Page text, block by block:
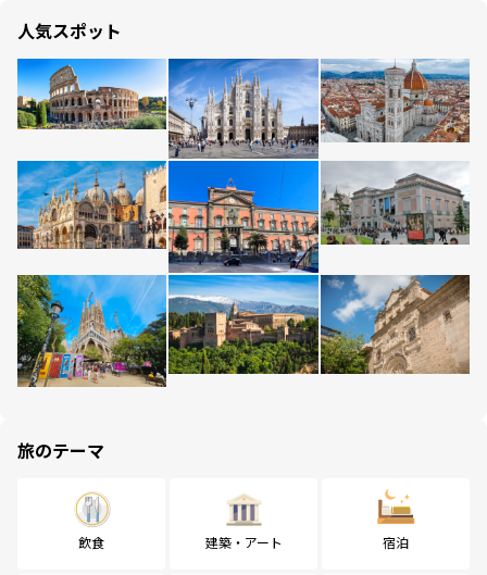
人気スポット
旅のテーマ
飲食 建築・アート 宿泊